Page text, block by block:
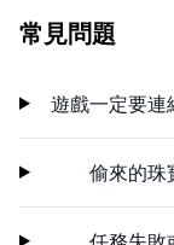
常見問題
遊戲一定要連
偷來的珠